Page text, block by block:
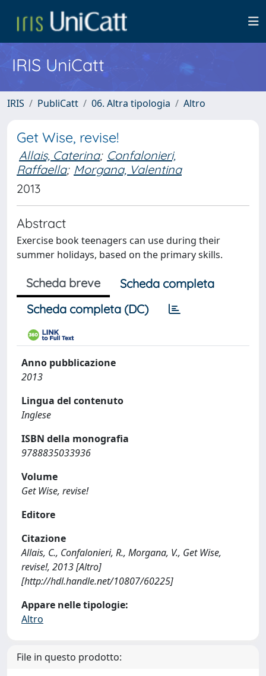
IRIS UniCatt
IRIS PubliCatt 06. Altra tipologia Altro
Get Wise, revise!
Allais, Caterina; Confalonieri,
Raffaella; Morgana, Valentina
2013
Abstract
Exercise book teenagers can use during their
summer holidays, based on the primary skills.
Scheda breve
Scheda completa
Scheda completa (DC)
Anno pubblicazione
2013
Lingua del contenuto
Inglese
ISBN della monografia
9788835033936
Volume
Get Wise, revise!
Editore
Citazione
Allais, C., Confalonieri, R., Morgana, V., Get Wise,
revise!, 2013 [Altro]
[http://hdl.handle.net/10807/60225]
Appare nelle tipologie:
Altro
File in questo prodotto: